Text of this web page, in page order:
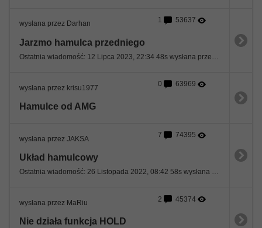
wysłana przez Darhan 1 53637
Jarzmo hamulca przedniego
Ostatnia wiadomość: 12 Lipca 2023, 22:34 48s wysłana przez scob
wysłana przez krisu1977 0 63969
Hamulce od AMG
wysłana przez JAKSA 7 74395
Układ hamulcowy
Ostatnia wiadomość: 26 Listopada 2022, 08:42 58s wysłana przez JAKSA
wysłana przez MaRiu 2 45374
Nie działa funkcja HOLD